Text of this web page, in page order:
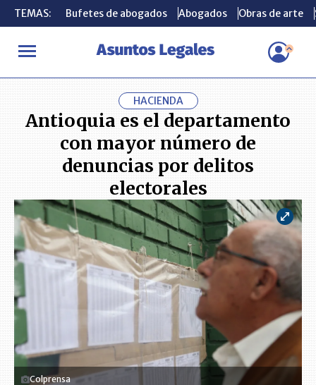
TEMAS: Bufetes de abogados Abogados Obras de arte
INICIO ACTUALIDAD Antioquia es el departamento con mayor
TEMAS: Bufetes de abogados Abogados Obras de arte
HACIENDA
Antioquia es el departamento
con mayor número de
denuncias por delitos
electorales
Colprensa